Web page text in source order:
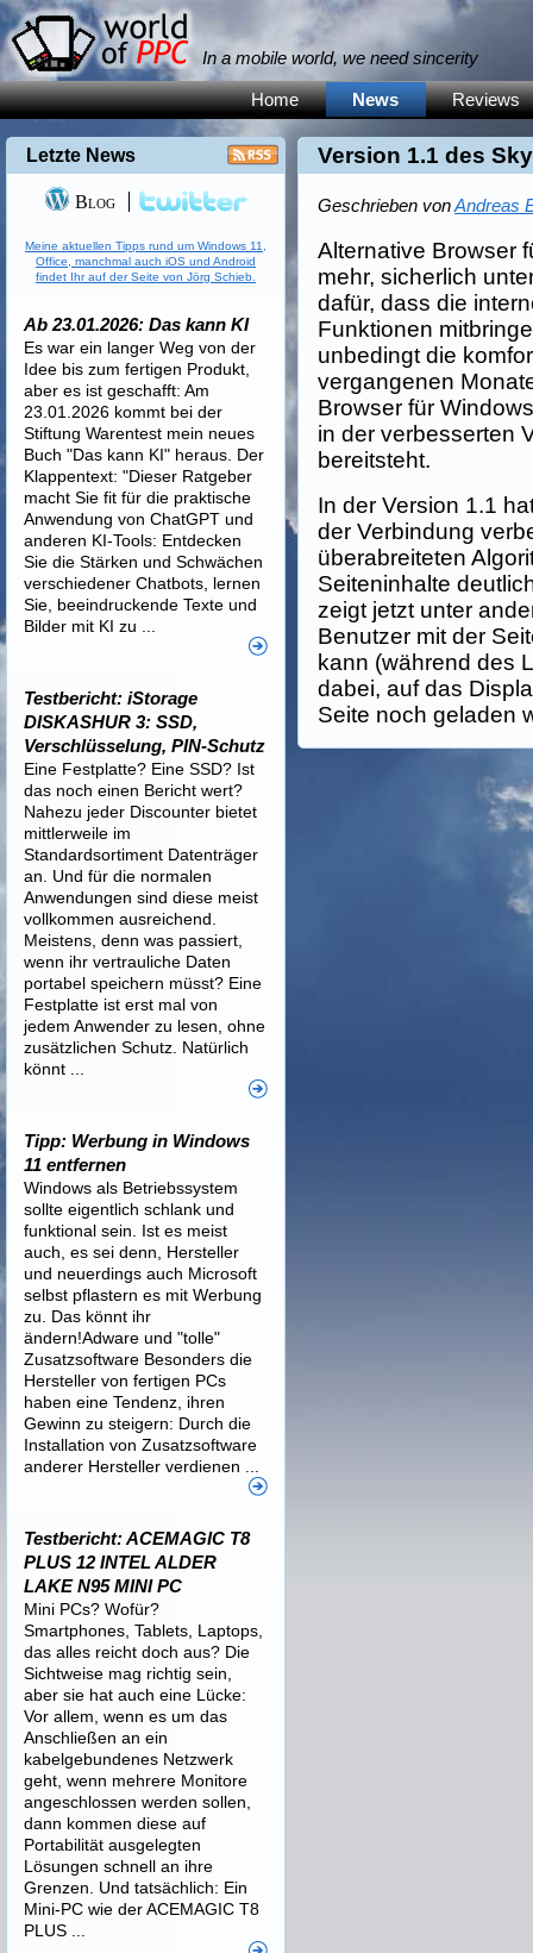
In a mobile world, we need sincerity
Home News Reviews
Version 1.1 des
Geschrieben vonAndreas
Alternative Browser
mehr, sicherlich
dafür, dass die
Funktionen
unbedingt die
vergangenen
Browser für
in der verbesserten
bereitsteht.
In der Version 1.1
der Verbindung
überabreiteten
Seiteninhalte
zeigt jetzt unter
Benutzer mit der
kann (während des
dabei, auf das
Seite noch geladen
Letzte News
Blog
Meine aktuellen Tipps rund um Windows 11,
Office, manchmal auch iOS und Android
findet Ihr auf der Seite von Jörg Schieb.
Ab 23.01.2026: Das kann KI
Es war ein langer Weg von der
Idee bis zum fertigen Produkt,
aber es ist geschafft: Am
23.01.2026 kommt bei der
Stiftung Warentest mein neues
Buch "Das kann KI" heraus. Der
Klappentext: "Dieser Ratgeber
macht Sie fit für die praktische
Anwendung von ChatGPT und
anderen KI-Tools: Entdecken
Sie die Stärken und Schwächen
verschiedener Chatbots, lernen
Sie, beeindruckende Texte und
Bilder mit KI zu ...
Testbericht: iStorage
DISKASHUR 3: SSD,
Verschlüsselung, PIN-Schutz
Eine Festplatte? Eine SSD? Ist
das noch einen Bericht wert?
Nahezu jeder Discounter bietet
mittlerweile im
Standardsortiment Datenträger
an. Und für die normalen
Anwendungen sind diese meist
vollkommen ausreichend.
Meistens, denn was passiert,
wenn ihr vertrauliche Daten
portabel speichern müsst? Eine
Festplatte ist erst mal von
jedem Anwender zu lesen, ohne
zusätzlichen Schutz. Natürlich
könnt ...
Tipp: Werbung in Windows
11 entfernen
Windows als Betriebssystem
sollte eigentlich schlank und
funktional sein. Ist es meist
auch, es sei denn, Hersteller
und neuerdings auch Microsoft
selbst pflastern es mit Werbung
zu. Das könnt ihr
ändern!Adware und "tolle"
Zusatzsoftware Besonders die
Hersteller von fertigen PCs
haben eine Tendenz, ihren
Gewinn zu steigern: Durch die
Installation von Zusatzsoftware
anderer Hersteller verdienen ...
Testbericht: ACEMAGIC T8
PLUS 12 INTEL ALDER
LAKE N95 MINI PC
Mini PCs? Wofür?
Smartphones, Tablets, Laptops,
das alles reicht doch aus? Die
Sichtweise mag richtig sein,
aber sie hat auch eine Lücke:
Vor allem, wenn es um das
Anschließen an ein
kabelgebundenes Netzwerk
geht, wenn mehrere Monitore
angeschlossen werden sollen,
dann kommen diese auf
Portabilität ausgelegten
Lösungen schnell an ihre
Grenzen. Und tatsächlich: Ein
Mini-PC wie der ACEMAGIC T8
PLUS ...